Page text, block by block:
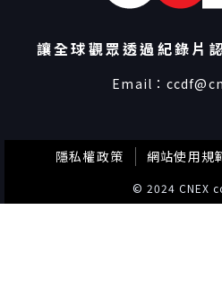
讓全球觀眾透過紀錄片
Email：
© 2024 CNEX
隱私權政策 網站使用規